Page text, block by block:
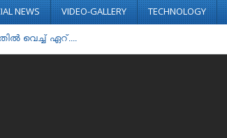
NEWS VIDEO-GALLERY TECHNOLOGY
വെച്ച് ഏറ്....